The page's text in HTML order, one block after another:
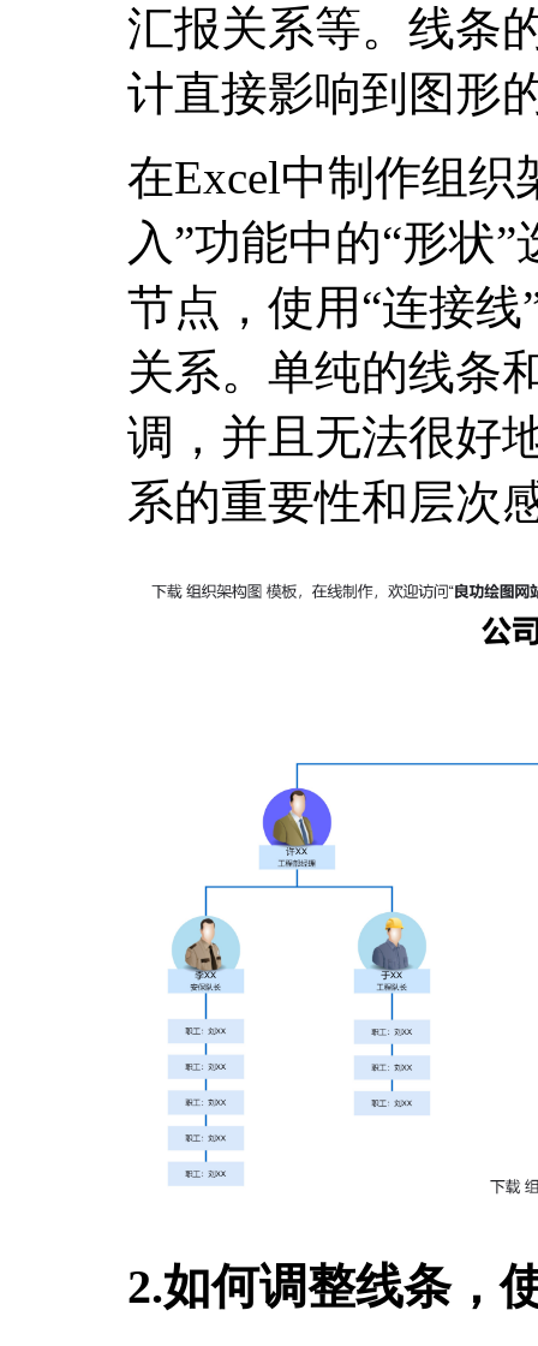
汇报关系等。线条
计直接影响到图形
在Excel中制作组织
入”功能中的“形状
节点，使用“连接
关系。单纯的线条
调，并且无法很好
系的重要性和层次
2.如何调整线条，